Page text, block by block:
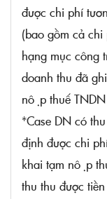
được chi phí
(bao gồm cả
hạng mục công
doanh thu đã
nộp thuế
*Case DN có
định được chi
khai tạm nộp
thu thu được